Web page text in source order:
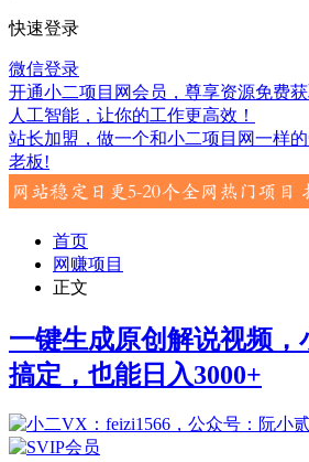
快速登录
微信登录
开通小二项目网会员，尊享资源免费获
人工智能，让你的工作更高效！
站长加盟，做一个和小二项目网一样
老板!
首页
网赚项目
正文
一键生成原创解说视频，
搞定，也能日入3000+